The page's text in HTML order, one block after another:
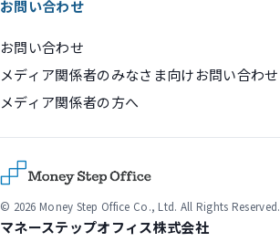
お問い合わせ
お問い合わせ
メディア関係者のみなさま向けお問い合わせ
メディア関係者の方へ
© 2026 Money Step Office Co., Ltd. All Rights Reserved.
マネーステップオフィス株式会社